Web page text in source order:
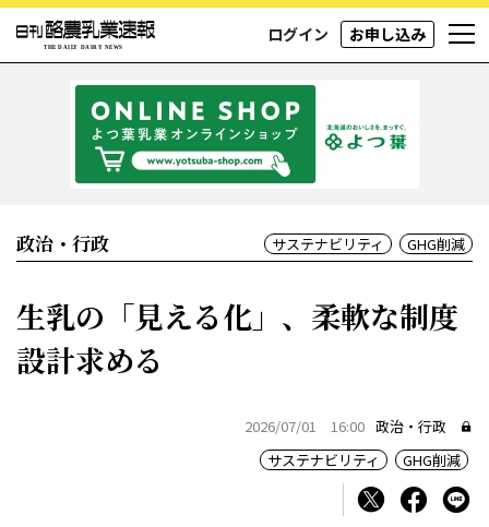
ログイン お申し込み
政治・行政 サステナビリティ GHG削減
生乳の「見える化」、柔軟な制度
設計求める
2026/07/01 16:00 政治・行政
サステナビリティ
GHG削減